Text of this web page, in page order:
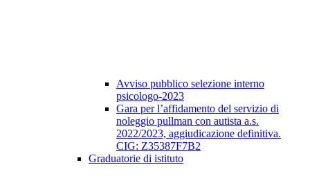
Avviso pubblico selezione interno
psicologo-2023
Gara per l’affidamento del servizio di
noleggio pullman con autista a.s.
2022/2023, aggiudicazione definitiva.
CIG: Z35387F7B2
Graduatorie di istituto